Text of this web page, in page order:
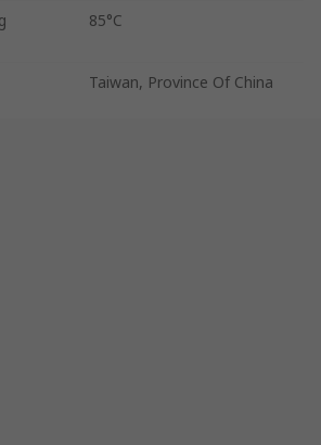
85°C
Taiwan, Province Of China